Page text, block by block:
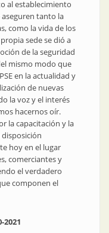
al establecimiento
tanto la
como la vida de los
sede se dió a
de la seguridad
mismo modo que
en la actualidad y
de nuevas
la voz y el interés
hacernos oír.
la capacitación y la
hoy en el lugar
comerciantes y
el verdadero
componen el